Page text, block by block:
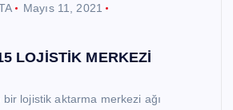
Mayıs 11, 2021
LOJİSTİK MERKEZİ
bir lojistik aktarma merkezi ağı